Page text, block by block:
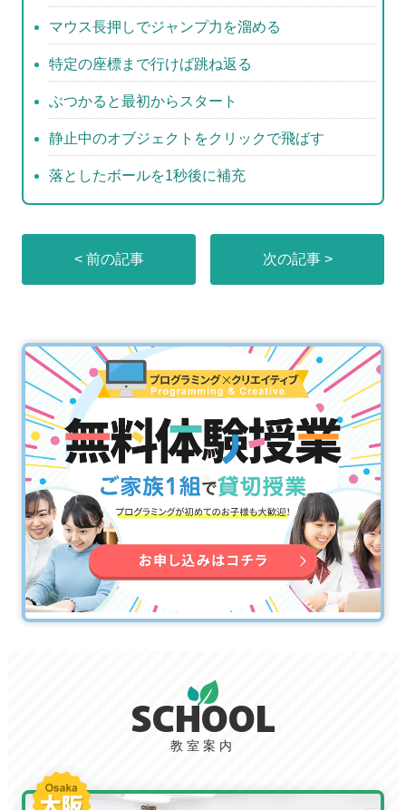
マウス長押しでジャンプ力を溜める
特定の座標まで行けば跳ね返る
ぶつかると最初からスタート
静止中のオブジェクトをクリックで飛ばす
落としたボールを1秒後に補充
< 前の記事 次の記事 >
SCHOOL
教室案内